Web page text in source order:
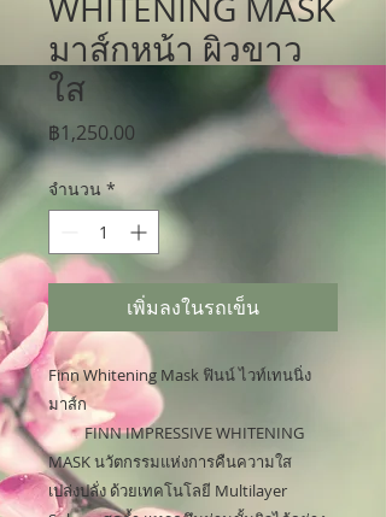
WHITENING MASK
มาส์กหน้า ผิวขาว
ใส
฿1,250.00 ราคา
จำนวน *
เพิ่มลงในรถเข็น
Finn Whitening Mask ฟินน์ ไวท์เทนนิ่ง
มาส์ก
          FINN IMPRESSIVE WHITENING
MASK นวัตกรรมแห่งการคืนความใส
เปล่งปลั่ง ด้วยเทคโนโลยี Multilayer